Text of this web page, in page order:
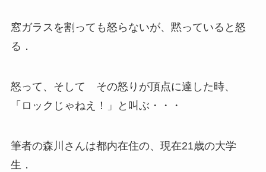
窓ガラスを割っても怒らないが、黙っていると怒
る．
怒って、そして その怒りが頂点に達した時、
「ロックじゃねえ！」と叫ぶ・・・
筆者の森川さんは都内在住の、現在21歳の大学
生．